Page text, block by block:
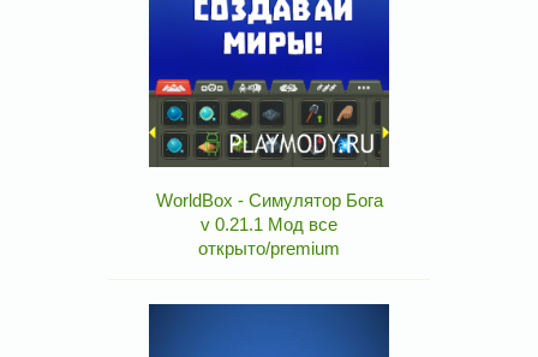
WorldBox - Симулятор Бога
v 0.21.1 Мод все
открыто/premium